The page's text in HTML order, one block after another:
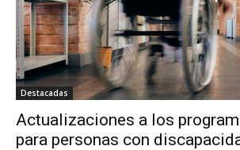
Destacadas
Actualizaciones a los
para personas con